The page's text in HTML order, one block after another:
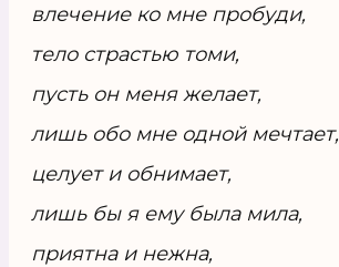
влечение ко мне пробуди,
тело страстью томи,
пусть он меня желает,
лишь обо мне одной мечтает,
целует и обнимает,
лишь бы я ему была мила,
приятна и нежна,